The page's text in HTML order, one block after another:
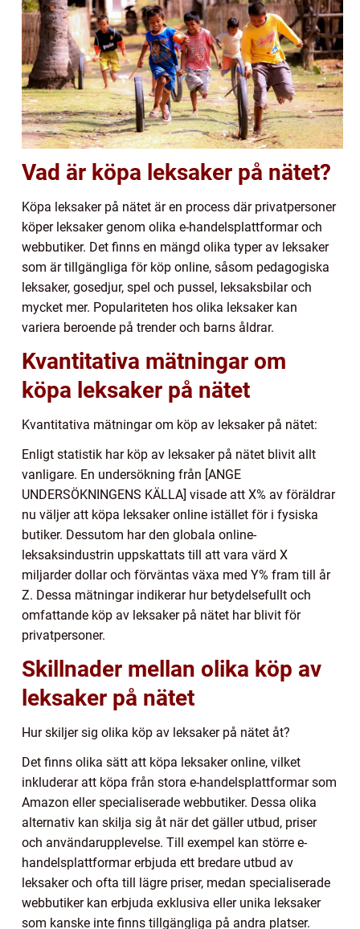
Vad är köpa leksaker på nätet?
Köpa leksaker på nätet är en process där privatpersoner
köper leksaker genom olika e-handelsplattformar och
webbutiker. Det finns en mängd olika typer av leksaker
som är tillgängliga för köp online, såsom pedagogiska
leksaker, gosedjur, spel och pussel, leksaksbilar och
mycket mer. Populariteten hos olika leksaker kan
variera beroende på trender och barns åldrar.
Kvantitativa mätningar om
köpa leksaker på nätet
Kvantitativa mätningar om köp av leksaker på nätet:
Enligt statistik har köp av leksaker på nätet blivit allt
vanligare. En undersökning från [ANGE
UNDERSÖKNINGENS KÄLLA] visade att X% av föräldrar
nu väljer att köpa leksaker online istället för i fysiska
butiker. Dessutom har den globala online-
leksaksindustrin uppskattats till att vara värd X
miljarder dollar och förväntas växa med Y% fram till år
Z. Dessa mätningar indikerar hur betydelsefullt och
omfattande köp av leksaker på nätet har blivit för
privatpersoner.
Skillnader mellan olika köp av
leksaker på nätet
Hur skiljer sig olika köp av leksaker på nätet åt?
Det finns olika sätt att köpa leksaker online, vilket
inkluderar att köpa från stora e-handelsplattformar som
Amazon eller specialiserade webbutiker. Dessa olika
alternativ kan skilja sig åt när det gäller utbud, priser
och användarupplevelse. Till exempel kan större e-
handelsplattformar erbjuda ett bredare utbud av
leksaker och ofta till lägre priser, medan specialiserade
webbutiker kan erbjuda exklusiva eller unika leksaker
som kanske inte finns tillgängliga på andra platser.